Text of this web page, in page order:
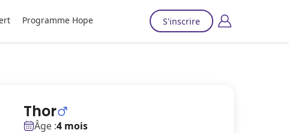
Programme Hope S'inscrire
Thor
Âge :4 mois